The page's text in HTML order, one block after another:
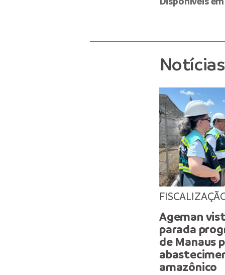
Ageman
parada
de Manaus
amazônico